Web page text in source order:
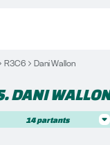
R3C6 Dani Wallon
DANI
14 partants